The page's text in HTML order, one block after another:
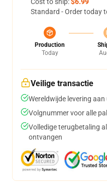
Standard - Order today
Production
Today
Veilige transactie
Wereldwijde levering
Volgnummer voor alle
Volledige terugbetaling
ontvangen